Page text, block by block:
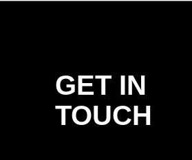
GET IN
TOUCH